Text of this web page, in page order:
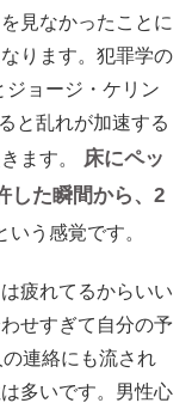
見なかったことに
ります。犯罪学の
ョージ・ケリン
と乱れが加速する
ます。
床にペッ
した瞬間から、2
いう感覚です。
疲れてるからいい
せすぎて自分の予
連絡にも流され
多いです。男性心